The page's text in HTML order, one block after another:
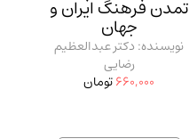
تمدن فرهنگ ایران و
جهان
نویسنده: دکتر عبدالعظیم
رضایی
660,000تومان